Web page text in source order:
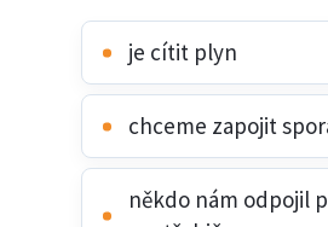
je cítit plyn
chceme zapojit
někdo nám odpojil